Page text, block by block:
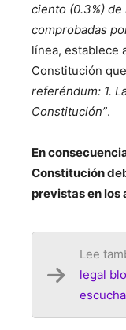
ciento (0.3%)
comprobadas
línea, establece
Constitución
referéndum: 1.
Constitución”.
En
Constitución
previstas en los
Lee
legal